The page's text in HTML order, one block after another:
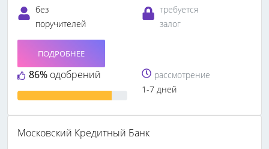
без
поручителей
требуется
залог
86% одобрений
ПОДРОБНЕЕ
рассмотрение
1-7 дней
Московский Кредитный Банк